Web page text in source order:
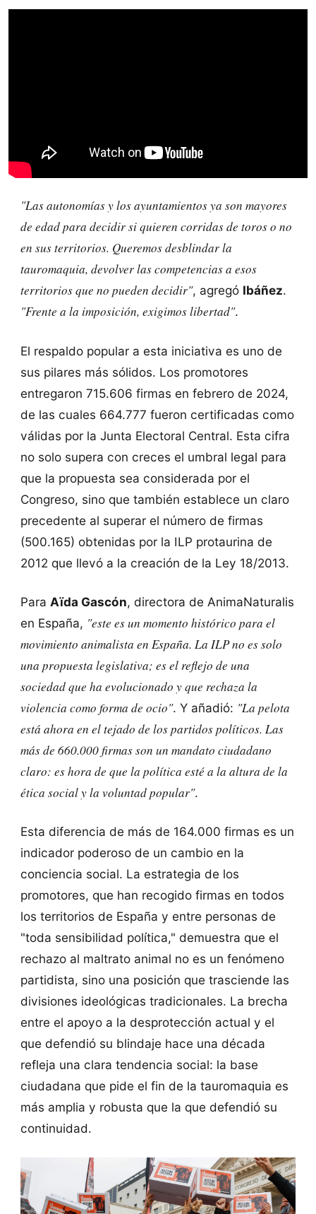
"Las autonomías y los ayuntamientos ya son mayores
de edad para decidir si quieren corridas de toros o no
en sus territorios. Queremos desblindar la
tauromaquia, devolver las competencias a esos
territorios que no pueden decidir", agregó Ibáñez.
"Frente a la imposición, exigimos libertad".
El respaldo popular a esta iniciativa es uno de
sus pilares más sólidos. Los promotores
entregaron 715.606 firmas en febrero de 2024,
de las cuales 664.777 fueron certificadas como
válidas por la Junta Electoral Central. Esta cifra
no solo supera con creces el umbral legal para
que la propuesta sea considerada por el
Congreso, sino que también establece un claro
precedente al superar el número de firmas
(500.165) obtenidas por la ILP protaurina de
2012 que llevó a la creación de la Ley 18/2013.
Para Aïda Gascón, directora de AnimaNaturalis
en España, "este es un momento histórico para el
movimiento animalista en España. La ILP no es solo
una propuesta legislativa; es el reflejo de una
sociedad que ha evolucionado y que rechaza la
violencia como forma de ocio". Y añadió: "La pelota
está ahora en el tejado de los partidos políticos. Las
más de 660.000 firmas son un mandato ciudadano
claro: es hora de que la política esté a la altura de la
ética social y la voluntad popular".
Esta diferencia de más de 164.000 firmas es un
indicador poderoso de un cambio en la
conciencia social. La estrategia de los
promotores, que han recogido firmas en todos
los territorios de España y entre personas de
"toda sensibilidad política," demuestra que el
rechazo al maltrato animal no es un fenómeno
partidista, sino una posición que trasciende las
divisiones ideológicas tradicionales. La brecha
entre el apoyo a la desprotección actual y el
que defendió su blindaje hace una década
refleja una clara tendencia social: la base
ciudadana que pide el fin de la tauromaquia es
más amplia y robusta que la que defendió su
continuidad.